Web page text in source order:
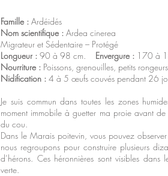
Famille : Ardéidés
Nom scientifique : Ardea cinerea
Migrateur et Sédentaire – Protégé
Longueur : 90 à 98 cm. Envergure : 170 à
Nourriture : Poissons, grenouilles, petits
Nidification : 4 à 5 œufs couvés pendant 26
Je suis commun dans toutes les zones
moment immobile à guetter ma proie avant
du cou.
Dans le Marais poitevin, vous pouvez
nous regroupons pour construire plusieurs
d’hérons. Ces héronnières sont visibles
verte.